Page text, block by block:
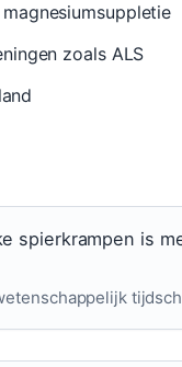
zoals ALS
spierkrampen is